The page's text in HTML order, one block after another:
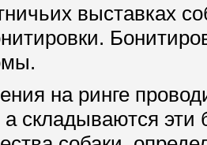
выставках
на ринге
складываются эти